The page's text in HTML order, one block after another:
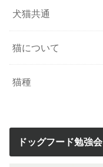
犬猫共通
猫について
猫種
ドッグフード勉強会